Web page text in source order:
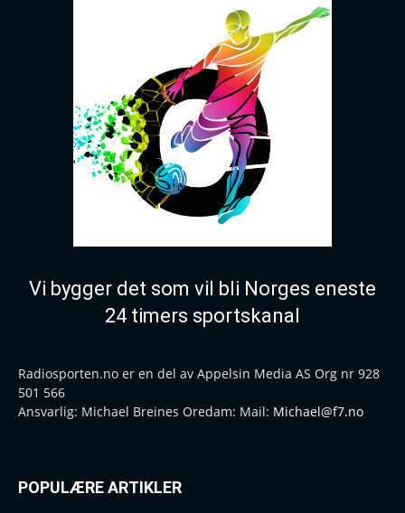
Vi bygger det som vil bli Norges eneste
24 timers sportskanal
Radiosporten.no er en del av Appelsin Media AS Org nr 928
501 566
Ansvarlig: Michael Breines Oredam: Mail: Michael@f7.no
POPULÆRE ARTIKLER